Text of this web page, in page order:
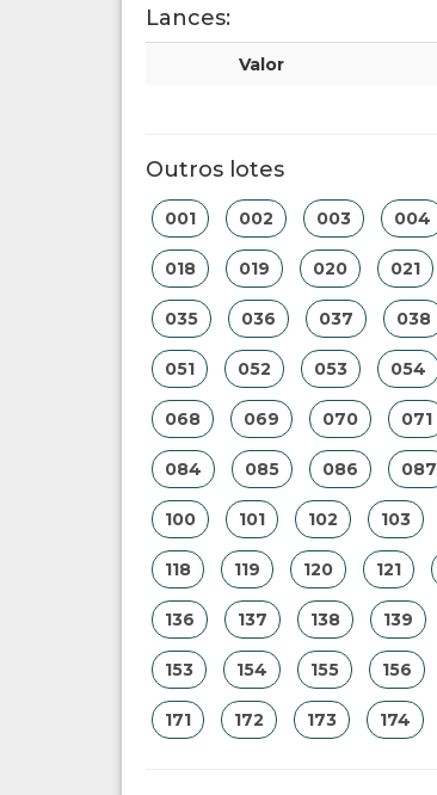
Lances:
Valor
Outros lotes
001 002 003 004
018 019 020 021
035 036 037 038
051 052 053 054
068 069 070 071
084 085 086 087
100 101 102 103
118 119 120 121
136 137 138 139
153 154 155 156
171 172 173 174